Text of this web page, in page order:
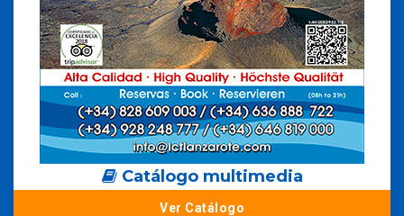
Catálogo multimedia
Ver Catálogo